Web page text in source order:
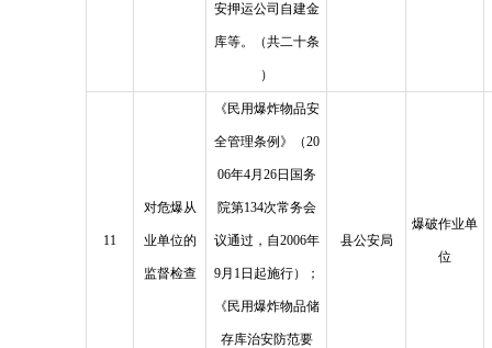
安押运公司自建金
库等。（共二十条
）
11
对危爆从
业单位的
监督检查
《民用爆炸物品安
全管理条例》（20
06年4月26日国务
院第134次常务会
议通过，自2006年
9月1日起施行）；
《民用爆炸物品储
存库治安防范要
县公安局
爆破作业单
位